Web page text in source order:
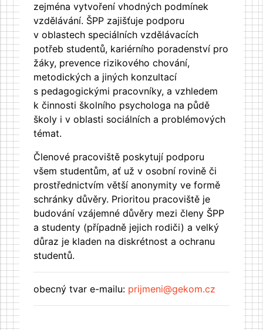
zejména vytvoření vhodných podmínek
vzdělávání. ŠPP zajišťuje podporu
v oblastech speciálních vzdělávacích
potřeb studentů, kariérního poradenství pro
žáky, prevence rizikového chování,
metodických a jiných konzultací
s pedagogickými pracovníky, a vzhledem
k činnosti školního psychologa na půdě
školy i v oblasti sociálních a problémových
témat.
Členové pracoviště poskytují podporu
všem studentům, ať už v osobní rovině či
prostřednictvím větší anonymity ve formě
schránky důvěry. Prioritou pracoviště je
budování vzájemné důvěry mezi členy ŠPP
a studenty (případně jejich rodiči) a velký
důraz je kladen na diskrétnost a ochranu
studentů.
obecný tvar e-mailu: prijmeni@gekom.cz